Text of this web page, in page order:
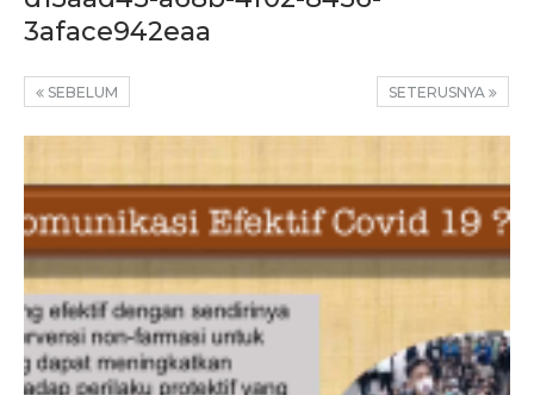
3aface942eaa
SETERUSNYA
SEBELUM